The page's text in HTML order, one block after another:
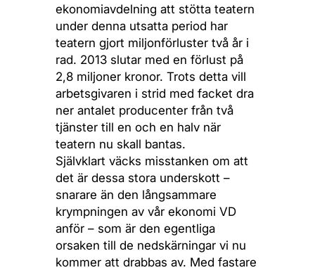
ekonomiavdelning att stötta teatern
under denna utsatta period har
teatern gjort miljonförluster två år i
rad. 2013 slutar med en förlust på
2,8 miljoner kronor. Trots detta vill
arbetsgivaren i strid med facket dra
ner antalet producenter från två
tjänster till en och en halv när
teatern nu skall bantas.
Självklart väcks misstanken om att
det är dessa stora underskott –
snarare än den långsammare
krympningen av vår ekonomi VD
anför – som är den egentliga
orsaken till de nedskärningar vi nu
kommer att drabbas av. Med fastare